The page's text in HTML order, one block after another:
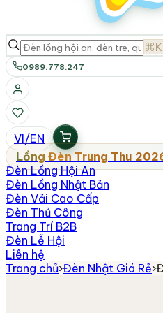
⌘K
0989.778.247
VI/EN
Lồng Đèn Trung Thu
Đèn Lồng Hội An
Đèn Lồng Nhật Bản
Đèn Vải Cao Cấp
Đèn Thủ Công
Trang Trí B2B
Đèn Lễ Hội
Liên hệ
Trang chủ›Đèn Nhật Giá Rẻ›